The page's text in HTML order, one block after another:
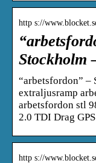
http s://
Stockholm
“arbetsfordon” –
extraljusramp
arbetsfordon stl
2.0 TDI Drag
http s://